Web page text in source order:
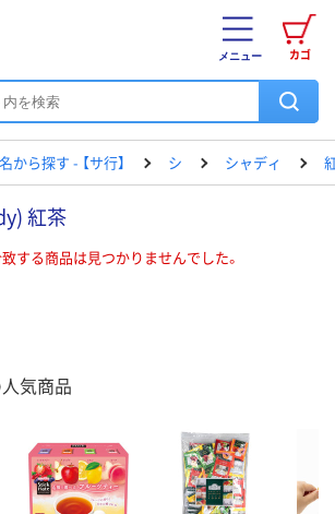
カゴ
メニュー
から探す - 【サ行】 シ シャディ
紅茶
する商品は見つかりませんでした。
気商品